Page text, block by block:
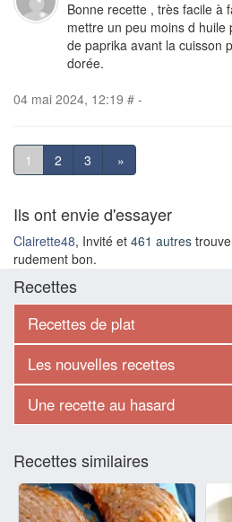
Bonne recette , très facile à
mettre un peu moins d
de paprika avant la cuisson
dorée.
04 mai 2024, 12:19 # -
1 2 3 »
Ils ont envie d'essayer
Clairette48, Invité et 461 autres
rudement bon.
Recettes
Recettes de plat
Les nouvelles recettes
Une recette au hasard
Recettes similaires